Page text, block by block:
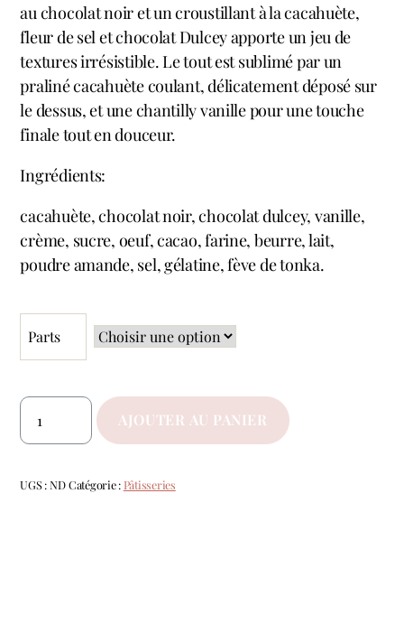
au chocolat noir et un croustillant à la cacahuète,
fleur de sel et chocolat Dulcey apporte un jeu de
textures irrésistible. Le tout est sublimé par un
praliné cacahuète coulant, délicatement déposé sur
le dessus, et une chantilly vanille pour une touche
finale tout en douceur.
Ingrédients:
cacahuète, chocolat noir, chocolat dulcey, vanille,
crème, sucre, oeuf, cacao, farine, beurre, lait,
poudre amande, sel, gélatine, fève de tonka.
Parts
AJOUTER AU PANIER
UGS :ND Catégorie : Pâtisseries